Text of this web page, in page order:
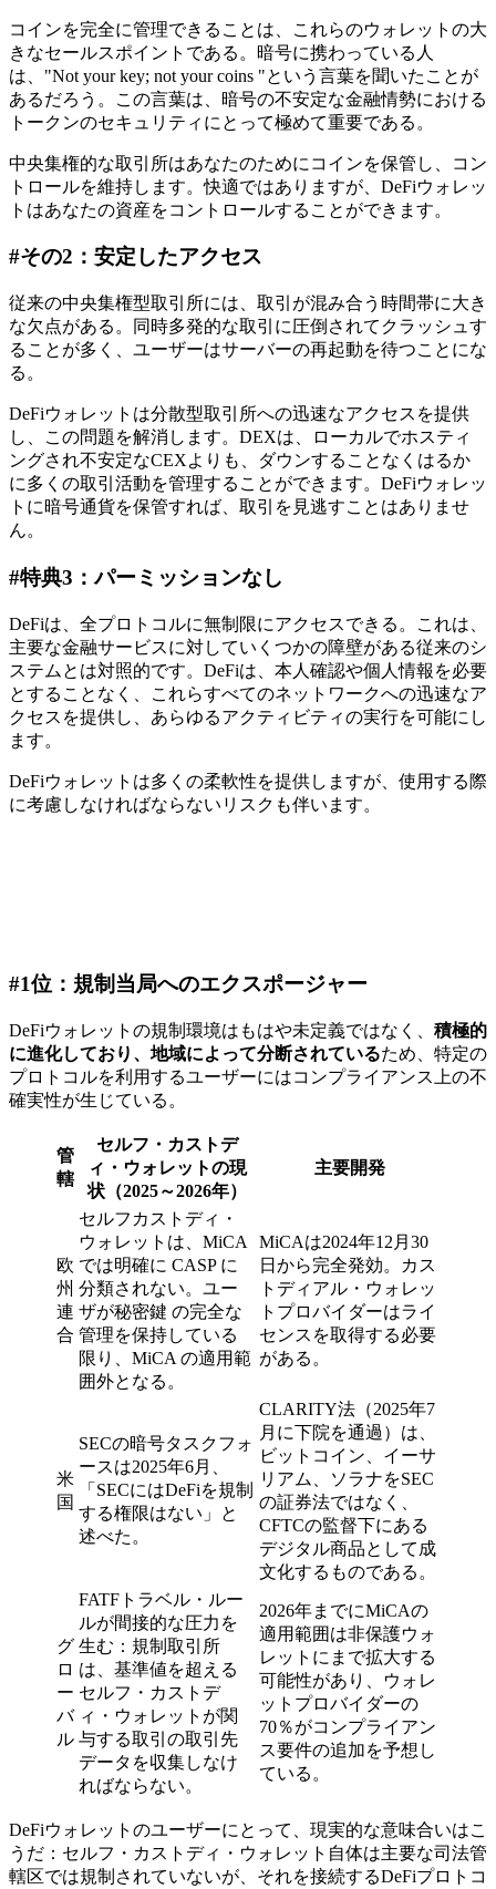
コインを完全に管理できることは、これらのウォレットの大
きなセールスポイントである。暗号に携わっている人
は、"Not your key; not your coins "という言葉を聞いたことが
あるだろう。この言葉は、暗号の不安定な金融情勢における
トークンのセキュリティにとって極めて重要である。
中央集権的な取引所はあなたのためにコインを保管し、コン
トロールを維持します。快適ではありますが、DeFiウォレッ
トはあなたの資産をコントロールすることができます。
#その2：安定したアクセス
従来の中央集権型取引所には、取引が混み合う時間帯に大き
な欠点がある。同時多発的な取引に圧倒されてクラッシュす
ることが多く、ユーザーはサーバーの再起動を待つことにな
る。
DeFiウォレットは分散型取引所への迅速なアクセスを提供
し、この問題を解消します。DEXは、ローカルでホスティ
ングされ不安定なCEXよりも、ダウンすることなくはるか
に多くの取引活動を管理することができます。DeFiウォレッ
トに暗号通貨を保管すれば、取引を見逃すことはありませ
ん。
#特典3：パーミッションなし
DeFiは、全プロトコルに無制限にアクセスできる。これは、
主要な金融サービスに対していくつかの障壁がある従来のシ
ステムとは対照的です。DeFiは、本人確認や個人情報を必要
とすることなく、これらすべてのネットワークへの迅速なア
クセスを提供し、あらゆるアクティビティの実行を可能にし
ます。
DeFiウォレットは多くの柔軟性を提供しますが、使用する際
に考慮しなければならないリスクも伴います。
#1位：規制当局へのエクスポージャー
DeFiウォレットの規制環境はもはや未定義ではなく、 積極的
に進化しており、地域によって分断されているため、特定の
プロトコルを利用するユーザーにはコンプライアンス上の不
確実性が生じている。
管
轄
セルフ・カストデ
ィ・ウォレットの現
状（2025～2026年）
主要開発
欧
州
連
合
セルフカストディ・
ウォレットは、MiCA
では明確に CASP に
分類されない。ユー
ザが秘密鍵 の完全な
管理を保持している
限り、MiCA の適用範
囲外となる。
MiCAは2024年12月30
日から完全発効。カス
トディアル・ウォレッ
トプロバイダーはライ
センスを取得する必要
がある。
米
国
SECの暗号タスクフォ
ースは2025年6月、
「SECにはDeFiを規制
する権限はない」と
述べた。
CLARITY法（2025年7
月に下院を通過）は、
ビットコイン、イーサ
リアム、ソラナをSEC
の証券法ではなく、
CFTCの監督下にある
デジタル商品として成
文化するものである。
グ
ロ
ー
バ
ル
FATFトラベル・ルー
ルが間接的な圧力を
生む：規制取引所
は、基準値を超える
セルフ・カストデ
ィ・ウォレットが関
与する取引の取引先
データを収集しなけ
ればならない。
2026年までにMiCAの
適用範囲は非保護ウォ
レットにまで拡大する
可能性があり、ウォレ
ットプロバイダーの
70％がコンプライアン
ス要件の追加を予想し
ている。
DeFiウォレットのユーザーにとって、現実的な意味合いはこ
うだ：セルフ・カストディ・ウォレット自体は主要な司法管
轄区では規制されていないが、それを接続するDeFiプロトコ